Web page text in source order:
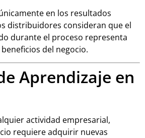
en los resultados
distribuidores consideran que el
durante el proceso representa
del negocio.
Aprendizaje en
actividad empresarial,
requiere adquirir nuevas